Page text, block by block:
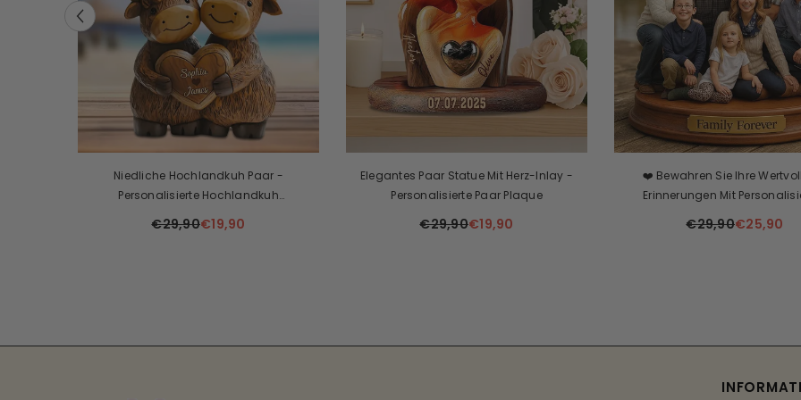
Shoppaas
Magischer Spiegel-Fotorahmen
€49,90 €34,90
Shoppaas
Personalisierte Geschenke Rund Um Das
Thema Feuerwehr – Personalisierte Acryl-
Anhänger
€25,90€15,90
Personalisierte Geschenke Zum
Feuerwehr – Personalisierte
Acryl-Schlüsselanhänger
€25,90€16,90